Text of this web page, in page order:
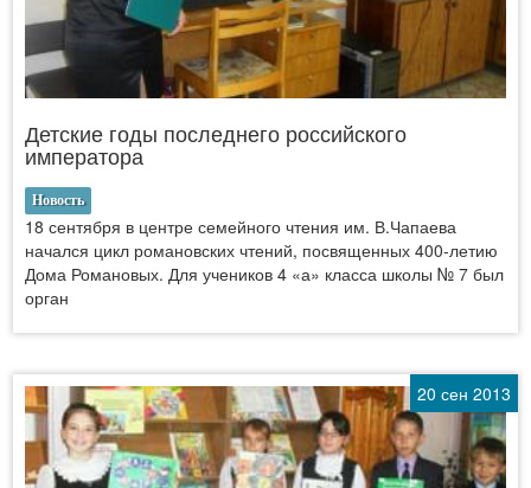
Детские годы последнего российского
императора
Новость
18 сентября в центре семейного чтения им. В.Чапаева
начался цикл романовских чтений, посвященных 400-летию
Дома Романовых. Для учеников 4 «а» класса школы № 7 был
орган
20 сен 2013